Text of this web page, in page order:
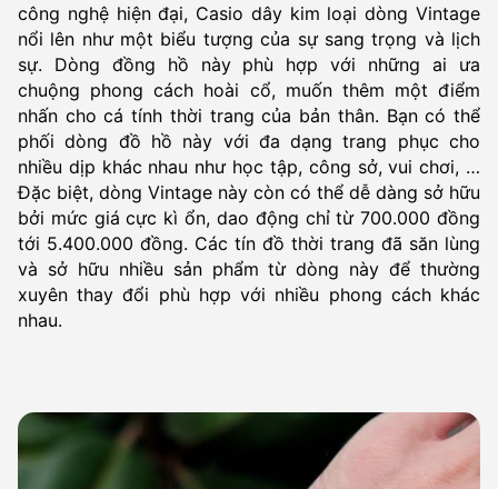
công nghệ hiện đại, Casio dây kim loại dòng Vintage
nổi lên như một biểu tượng của sự sang trọng và lịch
sự. Dòng đồng hồ này phù hợp với những ai ưa
chuộng phong cách hoài cổ, muốn thêm một điểm
nhấn cho cá tính thời trang của bản thân. Bạn có thể
phối dòng đồ hồ này với đa dạng trang phục cho
nhiều dịp khác nhau như học tập, công sở, vui chơi, …
Đặc biệt, dòng Vintage này còn có thể dễ dàng sở hữu
bởi mức giá cực kì ổn, dao động chỉ từ 700.000 đồng
tới 5.400.000 đồng. Các tín đồ thời trang đã săn lùng
và sở hữu nhiều sản phẩm từ dòng này để thường
xuyên thay đổi phù hợp với nhiều phong cách khác
nhau.